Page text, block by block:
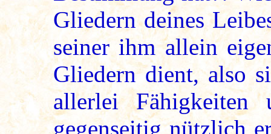
Gliedern deines
seiner ihm allein
Gliedern dient, also
allerlei Fähigkeiten
gegenseitig nützlich